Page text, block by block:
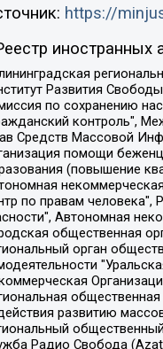
https://
иностранных
Частное учреждение "Информационное агентство МЕМО. РУ", Региональная общественная организация "Общественная комиссия по сохранению наследия академика Сахарова", Фонд поддержки свободы прессы, Санкт-Петербургская общественная правозащитная организация "Гражданский контроль", Межрегиональная общественная организация "Информационно-просветительский центр "Мемориал", Региональный Фонд "Центр Защиты Прав Средств Массовой Информации", с 05.12.2023 Фонд "Центр Защиты Прав Средств массовой информации", Региональная общественная благотворительная организация помощи беженцам и мигрантам "Гражданское содействие", Негосударственное образовательное учреждение дополнительного профессионального образования (повышение квалификации) специалистов "АКАДЕМИЯ ПО ПРАВАМ ЧЕЛОВЕКА", Свердловская региональная общественная организация "Сутяжник", Автономная некоммерческая организация "Центр независимых социологических исследований", Союз общественных объединений "Российский исследовательский центр по правам человека", Региональное общественное учреждение научно-информационный центр "МЕМОРИАЛ", Некоммерческая организация "Фонд защиты гласности", Автономная некоммерческая организация "Институт прав человека", Городская общественная организация "Екатеринбургское общество "МЕМОРИАЛ", Городская общественная организация "Рязанское историко-просветительское и правозащитное общество "Мемориал" (Рязанский Мемориал), Челябинский региональный орган общественной самодеятельности –